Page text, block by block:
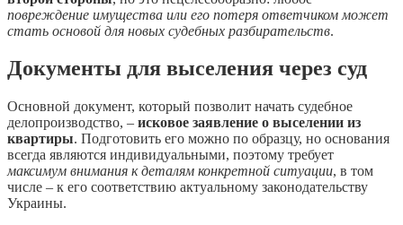
повреждение имущества или его потеря ответчиком может
стать основой для новых судебных разбирательств.
Документы для выселения через суд
Основной документ, который позволит начать судебное
делопроизводство, – исковое заявление о выселении из
квартиры. Подготовить его можно по образцу, но основания
всегда являются индивидуальными, поэтому требует
максимум внимания к деталям конкретной ситуации, в том
числе – к его соответствию актуальному законодательству
Украины.